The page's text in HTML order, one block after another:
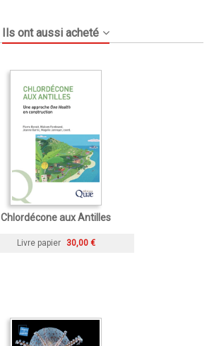
Ils ont aussi acheté
Chlordécone aux Antilles
Livre papier 30,00 €